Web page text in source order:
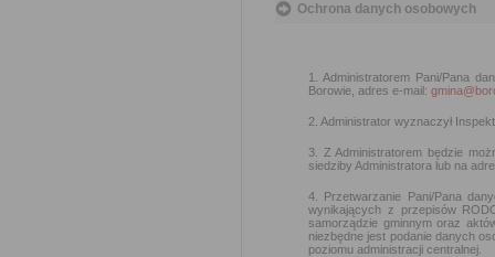
Ochrona danych osobowych
1. Administratorem Pani/Pana
Borowie, adres e-mail:
2. Administrator wyznaczył
3. Z Administratorem będzie
siedziby Administratora lub na
4. Przetwarzanie Pani/Pana
wynikających z przepisów
samorządzie gminnym oraz
niezbędne jest podanie danych
poziomu administracji centralnej.